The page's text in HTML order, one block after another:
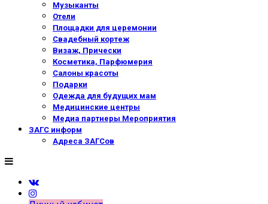
Музыканты
Отели
Площадки для церемонии
Свадебный кортеж
Визаж, Прически
Косметика, Парфюмерия
Салоны красоты
Подарки
Одежда для будущих мам
Медицинские центры
Медиа партнеры Мероприятия
ЗАГС информ
Адреса ЗАГСов